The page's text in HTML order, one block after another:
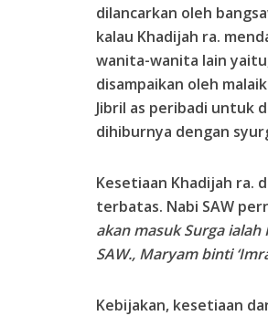
dilancarkan oleh
kalau Khadijah ra.
wanita-wanita lain
disampaikan oleh
Jibril as peribadi untuk
dihiburnya dengan
Kesetiaan Khadijah ra.
terbatas. Nabi SAW
akan masuk Surga
SAW., Maryam binti
Kebijakan, kesetiaan